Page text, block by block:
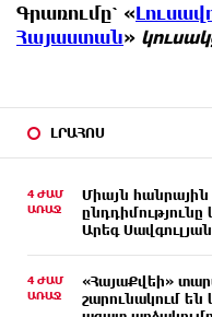
ԼՐԱՀՈՍ
4 ԺԱՄ
ԱՌԱՋ
Միայն
Արեգ Սավգուլյան
4 ԺԱՄ
ԱՌԱՋ
«ՀայաՔվեի»
շարունակում են
Գրառումը՝ «
Հայաստան»